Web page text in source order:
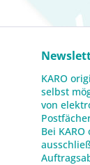
KARO
selbst
von
Bei